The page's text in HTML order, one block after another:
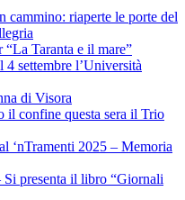
cammino: riaperte le porte del
Taranta e il mare”
settembre l’Università
di Visora
confine questa sera il Trio
2025 – Memoria
presenta il libro “Giornali